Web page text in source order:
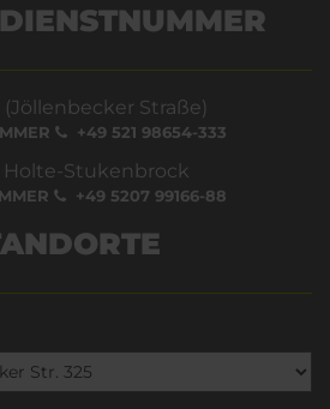
Straße)
+49 521 98654-333
Holte-Stukenbrock
+49 5207 99166-88